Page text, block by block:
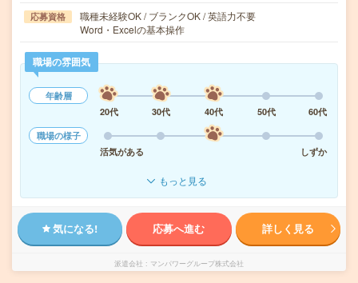
応募資格
職種未経験OK / ブランクOK / 英語力不要
Word・Excelの基本操作
職場の雰囲気
年齢層
20代
30代 40代 50代
60代
職場の様子
活気がある
しずか
もっと見る
気になる! 応募へ進む 詳しく見る
派遣会社 マンパワーグループ株式会社